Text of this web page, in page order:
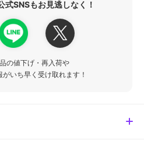
式SNSもお見逃しなく！
の値下げ・再入荷や
いち早く受け取れます！